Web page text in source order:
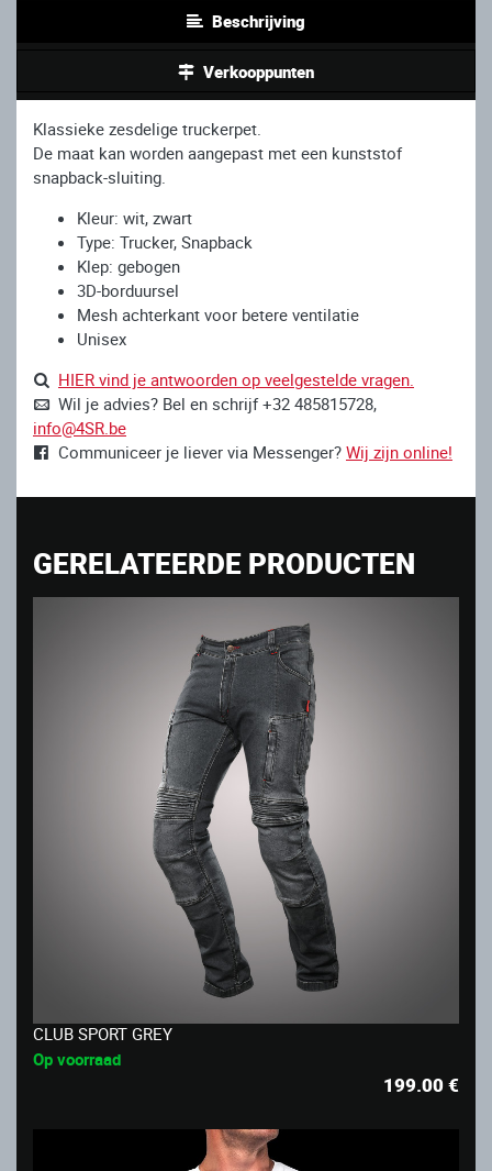
Beschrijving
Verkooppunten
Klassieke zesdelige truckerpet.
De maat kan worden aangepast met een kunststof
snapback-sluiting.
Kleur: wit, zwart
Type: Trucker, Snapback
Klep: gebogen
3D-borduursel
Mesh achterkant voor betere ventilatie
Unisex
HIER vind je antwoorden op veelgestelde vragen.
Wil je advies? Bel en schrijf +32 485815728,
info@4SR.be
Communiceer je liever via Messenger? Wij zijn online!
GERELATEERDE PRODUCTEN
CLUB SPORT GREY
Op voorraad
199.00€